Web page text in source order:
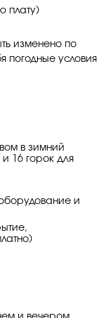
плату)
изменено по
погодные условия
в зимний
16 горок для
и